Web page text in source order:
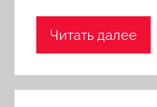
Читать далее